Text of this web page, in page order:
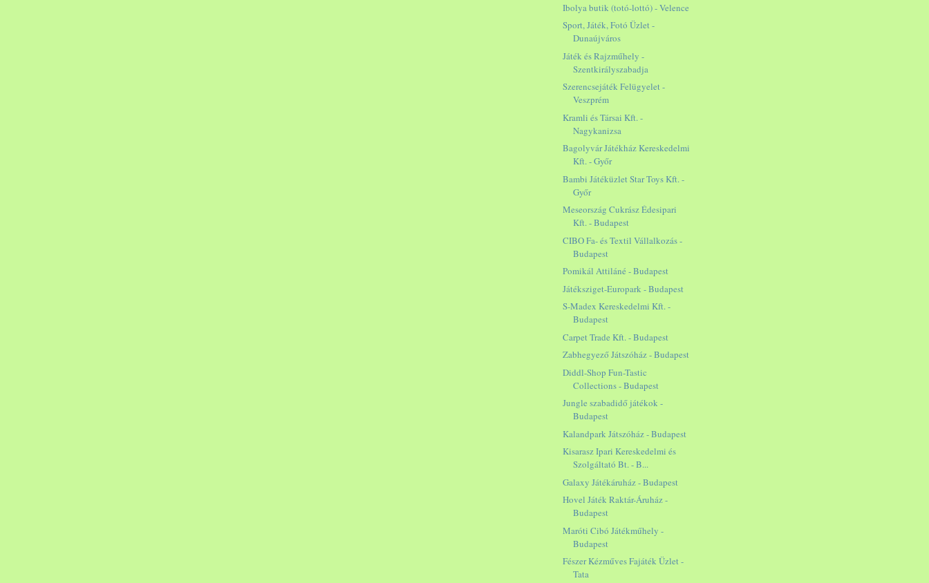
Ibolya butik (totó-lottó) - Velence
Sport, Játék, Fotó Üzlet -
Dunaújváros
Játék és Rajzműhely -
Szentkirályszabadja
Szerencsejáték Felügyelet -
Veszprém
Kramli és Társai Kft. -
Nagykanizsa
Bagolyvár Játékház Kereskedelmi
Kft. - Győr
Bambi Játéküzlet Star Toys Kft. -
Győr
Meseország Cukrász Édesipari
Kft. - Budapest
CIBO Fa- és Textil Vállalkozás -
Budapest
Pomikál Attiláné - Budapest
Játéksziget-Europark - Budapest
S-Madex Kereskedelmi Kft. -
Budapest
Carpet Trade Kft. - Budapest
Zabhegyező Játszóház - Budapest
Diddl-Shop Fun-Tastic
Collections - Budapest
Jungle szabadidő játékok -
Budapest
Kalandpark Játszóház - Budapest
Kisarasz Ipari Kereskedelmi és
Szolgáltató Bt. - B...
Galaxy Játékáruház - Budapest
Hovel Játék Raktár-Áruház -
Budapest
Maróti Cibó Játékműhely -
Budapest
Fészer Kézműves Fajáték Üzlet -
Tata